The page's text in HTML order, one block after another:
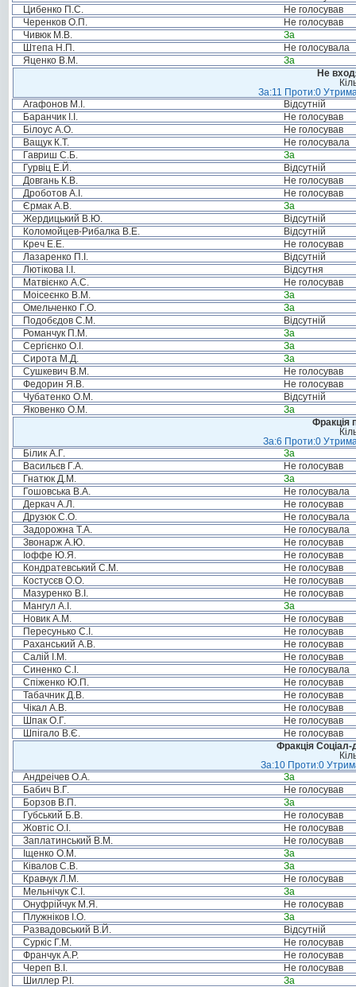
Цибенко П.С.
Не голосував
Черенков О.П.
Не голосував
Чивюк М.В.
За
Штепа Н.П.
Не голосувала
Яценко В.М.
За
Не
За:11 Проти:0
Агафонов М.І.
Відсутній
Баранчик І.І.
Не голосував
Білоус А.О.
Не голосував
Ващук К.Т.
Не голосувала
Гавриш С.Б.
За
Гурвіц Е.Й.
Відсутній
Довгань К.В.
Не голосував
Дроботов А.І.
Не голосував
Єрмак А.В.
За
Жердицький В.Ю.
Відсутній
Коломойцев-Рибалка В.Е.
Відсутній
Креч Е.Е.
Не голосував
Лазаренко П.І.
Відсутній
Лютікова І.І.
Відсутня
Матвієнко А.С.
Не голосував
Моісеєнко В.М.
За
Омельченко Г.О.
За
Подобєдов С.М.
Відсутній
Романчук П.М.
За
Сергієнко О.І.
За
Сирота М.Д.
За
Сушкевич В.М.
Не голосував
Федорин Я.В.
Не голосував
Чубатенко О.М.
Відсутній
Яковенко О.М.
За
Фракція
За:6 Проти:0
Білик А.Г.
За
Васильєв Г.А.
Не голосував
Гнатюк Д.М.
За
Гошовська В.А.
Не голосувала
Деркач А.Л.
Не голосував
Друзюк С.О.
Не голосувала
Задорожна Т.А.
Не голосувала
Звонарж А.Ю.
Не голосував
Іоффе Ю.Я.
Не голосував
Кондратевський С.М.
Не голосував
Костусєв О.О.
Не голосував
Мазуренко В.І.
Не голосував
Мангул А.І.
За
Новик А.М.
Не голосував
Пересунько С.І.
Не голосував
Раханський А.В.
Не голосував
Салій І.М.
Не голосував
Синенко С.І.
Не голосувала
Спіженко Ю.П.
Не голосував
Табачник Д.В.
Не голосував
Чікал А.В.
Не голосував
Шпак О.Г.
Не голосував
Шпігало В.Є.
Не голосував
Фракція Соціал-
За:10 Проти:0
Андреічев О.А.
За
Бабич В.Г.
Не голосував
Борзов В.П.
За
Губський Б.В.
Не голосував
Жовтіс О.І.
Не голосував
Заплатинський В.М.
Не голосував
Іщенко О.М.
За
Ківалов С.В.
За
Кравчук Л.М.
Не голосував
Мельнічук С.І.
За
Онуфрійчук М.Я.
Не голосував
Плужніков І.О.
За
Развадовський В.Й.
Відсутній
Суркіс Г.М.
Не голосував
Франчук А.Р.
Не голосував
Череп В.І.
Не голосував
Шиллер Р.І.
За